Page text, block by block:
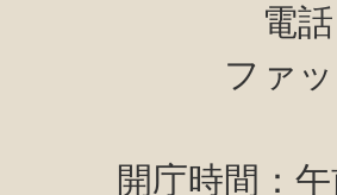
電
ファ
開庁時間：